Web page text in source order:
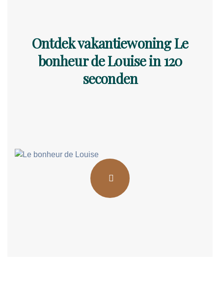
Ontdek vakantiewoning Le
bonheur de Louise in 120
seconden